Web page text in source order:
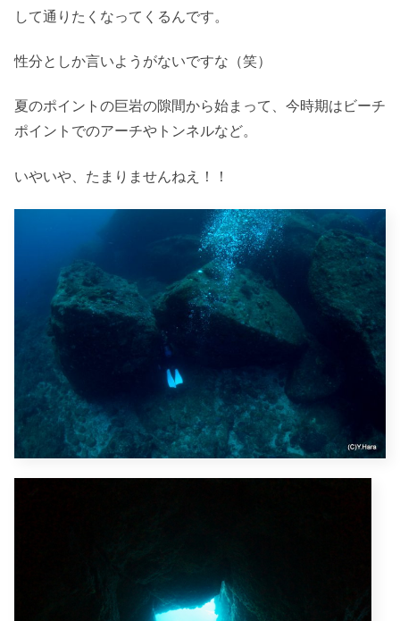
して通りたくなってくるんです。
性分としか言いようがないですな（笑）
夏のポイントの巨岩の隙間から始まって、今時期はビーチ
ポイントでのアーチやトンネルなど。
いやいや、たまりませんねえ！！